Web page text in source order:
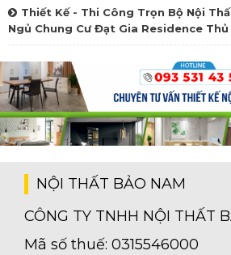
Thiết Kế - Thi Công Trọn Bộ Nội
Ngủ Chung Cư Đạt Gia Residence
NỘI THẤT BẢO NAM
CÔNG TY TNHH NỘI THẤT
Mã số thuế: 0315546000